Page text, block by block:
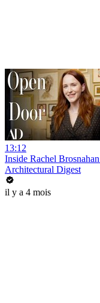
13:12
Inside Rachel
Architectural Digest
il y a 4 mois